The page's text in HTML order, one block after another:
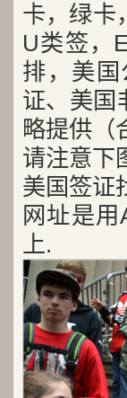
卡，绿卡
U类签，
排，美
证、美国
略提供（
请注意下
美国签证
网址是
上.